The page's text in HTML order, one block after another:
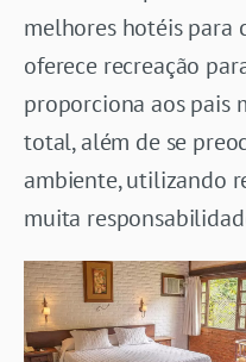
melhores hotéis para
oferece recreação
proporciona aos pais
total, além de se
ambiente, utilizando
muita